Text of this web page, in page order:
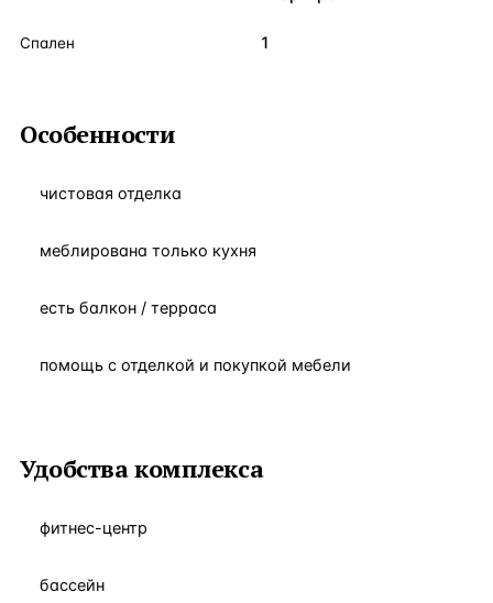
Спален 1
Особенности
чистовая отделка
меблирована только кухня
есть балкон / терраса
помощь с отделкой и покупкой мебели
Удобства комплекса
фитнес-центр
бассейн